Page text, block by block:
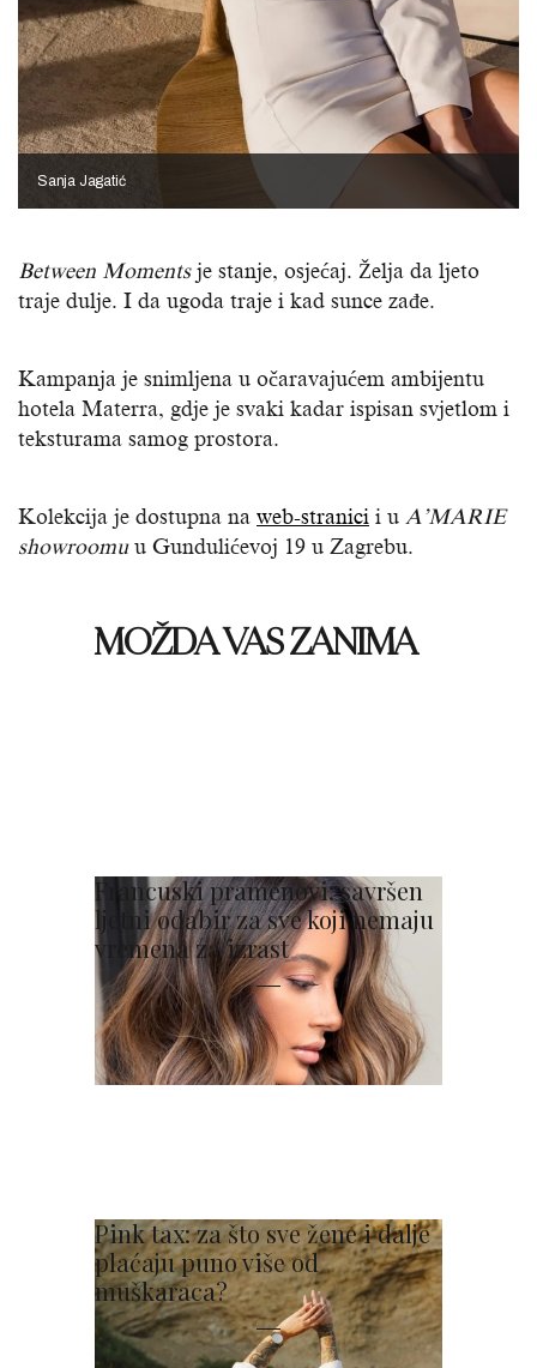
Sanja Jagatić
Between Momentsje stanje, osjećaj. Želja da ljeto
traje dulje. I da ugoda traje i kad sunce zađe.
Kampanja je snimljena u očaravajućem ambijentu
hotela Materra, gdje je svaki kadar ispisan svjetlom i
teksturama samog prostora.
Kolekcija je dostupna na web-stranici i u A’MARIE
showroomuu Gundulićevoj 19 u Zagrebu.
MOŽDA VAS ZANIMA
Francuski pramenovi: savršen
ljetni odabir za sve koji nemaju
vremena za izrast
Pink tax: za što sve žene i dalje
plaćaju puno više od
muškaraca?